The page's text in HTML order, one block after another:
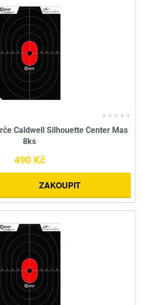
Caldwell Silhouette Center Mas
8ks
490 Kč
ZAKOUPIT